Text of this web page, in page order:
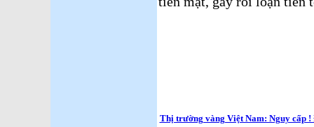
Thị trường vàng Việt Nam: Nguy cấp